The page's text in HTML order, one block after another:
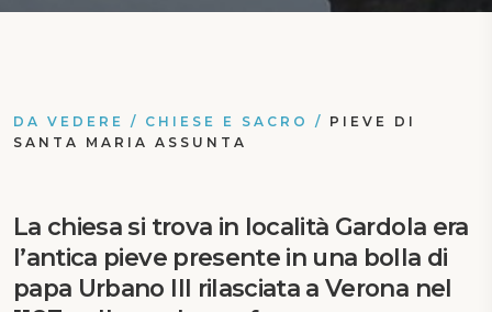
DA VEDERE / CHIESE E SACRO / PIEVE DI
SANTA MARIA ASSUNTA
La chiesa si trova in località Gardola era
l’antica pieve presente in una bolla di
papa Urbano III rilasciata a Verona nel